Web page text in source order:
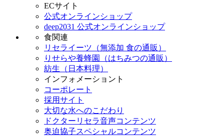
ECサイト
公式オンラインショップ
deep2031 公式オンラインショップ
食関連
リセライーツ（無添加 食の通販）
りせらや養蜂園（はちみつの通販）
紡生（日本料理）
インフォメーショント
コーポレート
採用サイト
大切な水へのこだわり
ドクターリセラ音声コンテンツ
奥迫協子スペシャルコンテンツ